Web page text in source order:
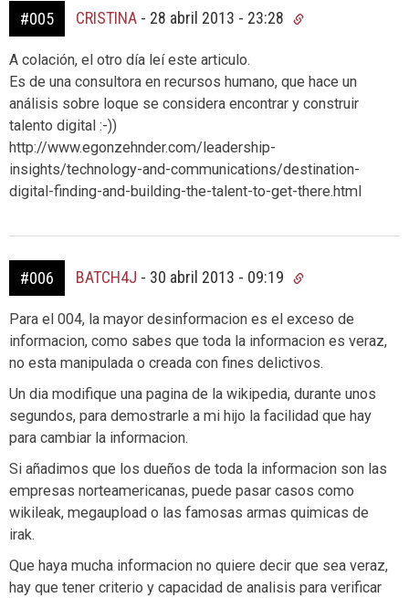
#005 CRISTINA - 28 abril 2013 - 23:28
A colación, el otro día leí este articulo.
Es de una consultora en recursos humano, que hace un
análisis sobre loque se considera encontrar y construir
talento digital :-))
http://www.egonzehnder.com/leadership-
insights/technology-and-communications/destination-
digital-finding-and-building-the-talent-to-get-there.html
#006 BATCH4J - 30 abril 2013 - 09:19
Para el 004, la mayor desinformacion es el exceso de
informacion, como sabes que toda la informacion es veraz,
no esta manipulada o creada con fines delictivos.
Un dia modifique una pagina de la wikipedia, durante unos
segundos, para demostrarle a mi hijo la facilidad que hay
para cambiar la informacion.
Si añadimos que los dueños de toda la informacion son las
empresas norteamericanas, puede pasar casos como
wikileak, megaupload o las famosas armas quimicas de
irak.
Que haya mucha informacion no quiere decir que sea veraz,
hay que tener criterio y capacidad de analisis para verificar